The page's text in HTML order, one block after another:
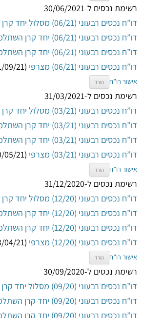
רשימת נכסים ל-30/06/2021
דו”ח נכסים רבעוני (06/21) מסלול יחד קרן השתלמות לרופאים – מסלול כללי
דו”ח נכסים רבעוני (06/21) יחד קרן השתלמות לרופאים – מסלול מניות
דו”ח נכסים רבעוני (06/21) יחד קרן השתלמות לרופאים – מסלול אג”ח ממשלות
דו”ח נכסים רבעוני (06/21) מצרפי
(01/09/21)
אישור רו”ח הורד
רשימת נכסים ל-31/03/2021
דו”ח נכסים רבעוני (03/21) מסלול יחד קרן השתלמות לרופאים – מסלול כללי
דו”ח נכסים רבעוני (03/21) יחד קרן השתלמות לרופאים – מסלול מניות
דו”ח נכסים רבעוני (03/21) יחד קרן השתלמות לרופאים – מסלול אג”ח ממשלות
דו”ח נכסים רבעוני (03/21) מצרפי
(30/05/21)
אישור רו”ח הורד
רשימת נכסים ל-31/12/2020
דו”ח נכסים רבעוני (12/20) מסלול יחד קרן השתלמות לרופאים – מסלול כללי
דו”ח נכסים רבעוני (12/20) יחד קרן השתלמות לרופאים – מסלול מניות
דו”ח נכסים רבעוני (12/20) יחד קרן השתלמות לרופאים – מסלול אג”ח ממשלות
דו”ח נכסים רבעוני (12/20) מצרפי
(03/04/21)
אישור רו”ח הורד
רשימת נכסים ל-30/09/2020
דו”ח נכסים רבעוני (09/20) מסלול יחד קרן השתלמות לרופאים – מסלול כללי
דו”ח נכסים רבעוני (09/20) יחד קרן השתלמות לרופאים – מסלול מניות
דו”ח נכסים רבעוני (09/20) יחד קרן השתלמות לרופאים – מסלול אג”ח ממשלות